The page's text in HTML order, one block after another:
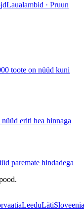
Laualambid · Pruun
toote on nüüd kuni
eriti hea hinnaga
paremate hindadega
LeeduLätiSloveenia